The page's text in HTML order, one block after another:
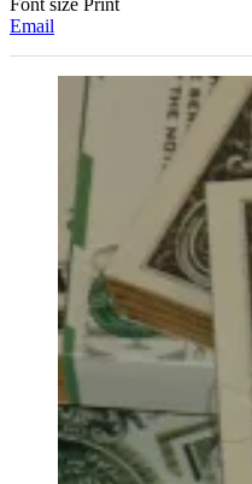
Font size Print
Email